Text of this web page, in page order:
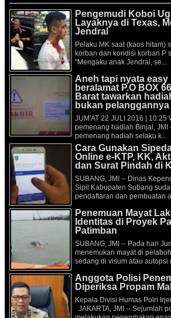
Pengemudi Koboi
Layaknya di Texas,
Jendral
Pelaku MK saat (kaos hitam)
korban dan kondisi korban P
"Mengaku anak Jendral, se...
Aneh tapi nyata
beralamat P.O BOX
Barat tawarkan
bukan pelanggannya
JUM'AT 22 JULI 2016 | 10:25
pemenang hadiah Binjai, JMI
pemenang hadiah selaku k...
Cara Gunakan
Online e-KTP, KK,
dan Surat Pindah di
SUBANG, JMI -- Dinas
Sipil Kabupaten Subang
pendaftaran dan pembuatan
Penemuan Mayat
Identitas di Proyek
Patimban
SUBANG, JMI -- Pada hari
menemukan mayat di
sedang di visum atau autopsi
Anggota Polisi
Diperiksa Propam
Kepala Divisi Humas Polri
JAKARTA, JMI -- Sejumlah